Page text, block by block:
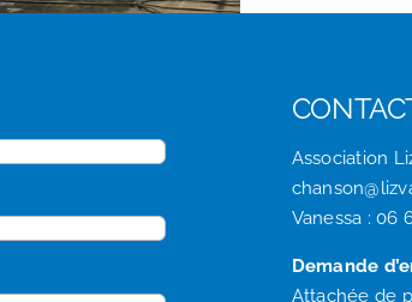
Association
Vanessa : 06
Demande
Attachée de